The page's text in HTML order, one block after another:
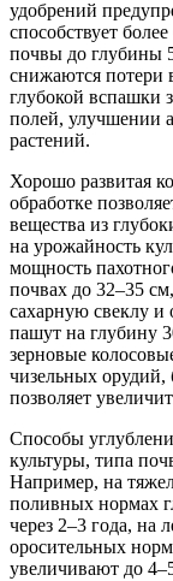
удобрений
способствует
почвы до глубины
снижаются потери
глубокой вспашки
полей, улучшении
растений.
Хорошо развитая
обработке
вещества из
на урожайность
мощность
почвах до 32–35
сахарную свеклу
пашут на глубину
зерновые
чизельных орудий,
позволяет
Способы
культуры, типа
Например, на
поливных нормах
через 2–3 года, на
оросительных
увеличивают до